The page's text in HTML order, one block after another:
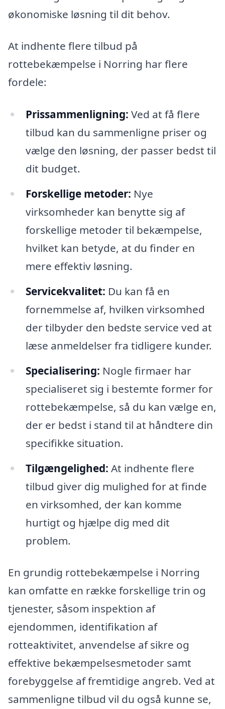
økonomiske løsning til dit behov.
At indhente flere tilbud på
rottebekæmpelse i Norring har flere
fordele:
Prissammenligning: Ved at få flere
tilbud kan du sammenligne priser og
vælge den løsning, der passer bedst til
dit budget.
Forskellige metoder: Nye
virksomheder kan benytte sig af
forskellige metoder til bekæmpelse,
hvilket kan betyde, at du finder en
mere effektiv løsning.
Servicekvalitet: Du kan få en
fornemmelse af, hvilken virksomhed
der tilbyder den bedste service ved at
læse anmeldelser fra tidligere kunder.
Specialisering: Nogle firmaer har
specialiseret sig i bestemte former for
rottebekæmpelse, så du kan vælge en,
der er bedst i stand til at håndtere din
specifikke situation.
Tilgængelighed: At indhente flere
tilbud giver dig mulighed for at finde
en virksomhed, der kan komme
hurtigt og hjælpe dig med dit
problem.
En grundig rottebekæmpelse i Norring
kan omfatte en række forskellige trin og
tjenester, såsom inspektion af
ejendommen, identifikation af
rotteaktivitet, anvendelse af sikre og
effektive bekæmpelsesmetoder samt
forebyggelse af fremtidige angreb. Ved at
sammenligne tilbud vil du også kunne se,